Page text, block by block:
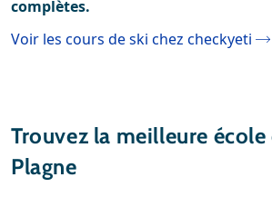
complètes.
Voir les cours de ski chez checkyeti
Trouvez la meilleure école
Plagne